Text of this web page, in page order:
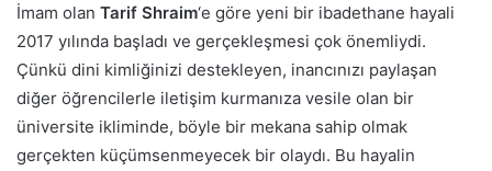
İmam olan Tarif Shraim‘e göre yeni bir ibadethane hayali
2017 yılında başladı ve gerçekleşmesi çok önemliydi.
Çünkü dini kimliğinizi destekleyen, inancınızı paylaşan
diğer öğrencilerle iletişim kurmanıza vesile olan bir
üniversite ikliminde, böyle bir mekana sahip olmak
gerçekten küçümsenmeyecek bir olaydı. Bu hayalin